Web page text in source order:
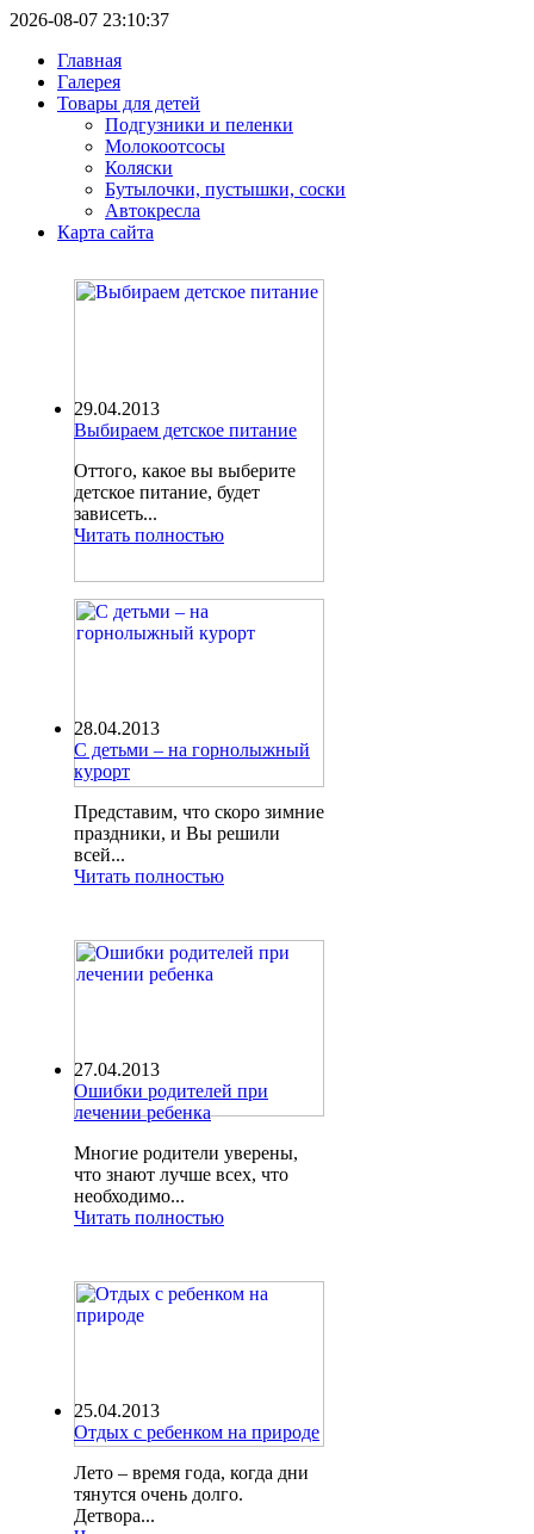
2026-08-07 23:10:37
Главная
Галерея
Товары для детей
Подгузники и пеленки
Молокоотсосы
Коляски
Бутылочки, пустышки, соски
Автокресла
Карта сайта
29.04.2013
Выбираем детское питание
Оттого, какое вы выберите
детское питание, будет
зависеть...
Читать полностью
28.04.2013
С детьми – на горнолыжный
курорт
Представим, что скоро зимние
праздники, и Вы решили
всей...
Читать полностью
27.04.2013
Ошибки родителей при
лечении ребенка
Многие родители уверены,
что знают лучше всех, что
необходимо...
Читать полностью
25.04.2013
Отдых с ребенком на природе
Лето – время года, когда дни
тянутся очень долго.
Детвора...